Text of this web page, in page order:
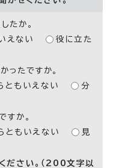
たか。
えない
役に立た
ったですか。
ともいえない
分
すか。
ともいえない
見
ださい。（200文字以